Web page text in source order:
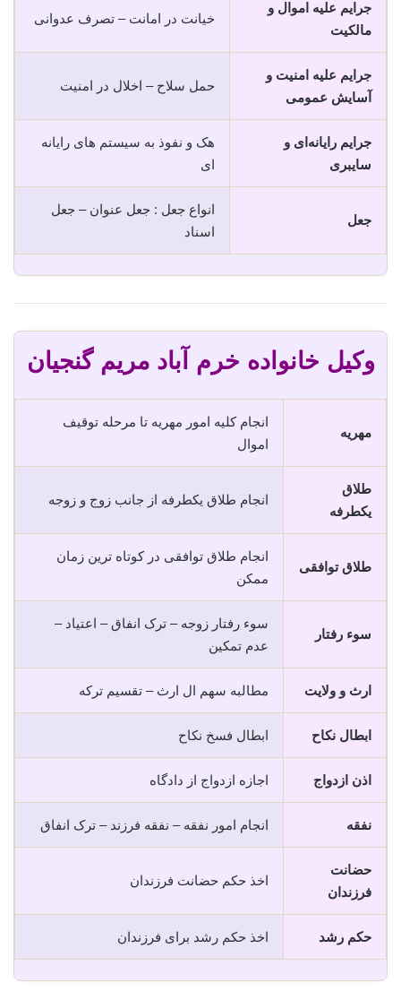
جرایم علیه اموال و
مالکیت
خیانت در امانت – تصرف عدوانی
جرایم علیه امنیت و
آسایش عمومی
حمل سلاح – اخلال در امنیت
جرایم رایانه‌ای و
سایبری
هک و نفوذ به سیستم های رایانه
ای
جعل
انواع جعل : جعل عنوان – جعل
اسناد
وکیل خانواده خرم آباد مریم گنجیان
مهریه
انجام کلیه امور مهریه تا مرحله توقیف
اموال
طلاق
یکطرفه
انجام طلاق یکطرفه از جانب زوج و زوجه
طلاق توافقی
انجام طلاق توافقی در کوتاه ترین زمان
ممکن
سوء رفتار
سوء رفتار زوجه – ترک انفاق – اعتیاد –
عدم تمکین
ارث و ولایت مطالبه سهم ال ارث – تقسیم ترکه
ابطال نکاح ابطال فسخ نکاح
اذن ازدواج اجازه ازدواج از دادگاه
نفقه انجام امور نفقه – نفقه فرزند – ترک انفاق
حضانت
فرزندان
اخذ حکم حضانت فرزندان
حکم رشد اخذ حکم رشد برای فرزندان